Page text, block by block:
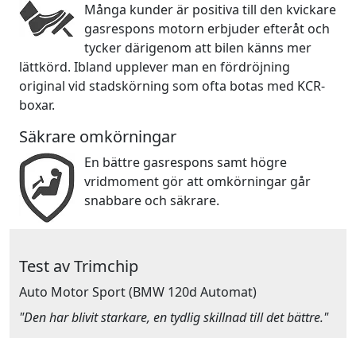
Många kunder är positiva till den kvickare
gasrespons motorn erbjuder efteråt och
tycker därigenom att bilen känns mer
lättkörd. Ibland upplever man en fördröjning
original vid stadskörning som ofta botas med KCR-
boxar.
Säkrare omkörningar
En bättre gasrespons samt högre
vridmoment gör att omkörningar går
snabbare och säkrare.
Test av Trimchip
Auto Motor Sport(BMW 120d Automat)
"Den har blivit starkare, en tydlig skillnad till det bättre."